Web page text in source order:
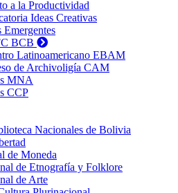
a la Productividad
Ideas Creativas
Emergentes
BCB
Latinoamericano EBAM
de Archivoligía CAM
MNA
CCP
Nacionales de Bolivia
de Moneda
de Etnografía y Folklore
de Arte